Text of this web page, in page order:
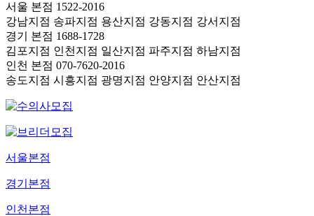
서울 본점 1522-2016
강남지점 송파지점 용산지점 강동지점 강서지점
경기 본점 1688-1728
김포지점 인천지점 일산지점 파주지점 하남지점
인천 본점 070-7620-2016
송도지점 시흥지점 광명지점 안양지점 안산지점
서울본점
경기본점
인천본점